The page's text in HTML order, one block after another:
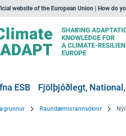
website of the European Union | How do
ESB Fjölþjóðlegt, National,
Raundæmisrannsóknir